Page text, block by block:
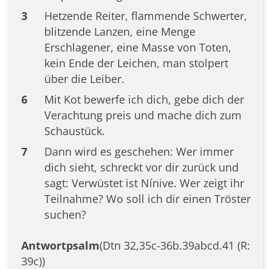
3
Hetzende Reiter, flammende Schwerter,
blitzende Lanzen, eine Menge
Erschlagener, eine Masse von Toten,
kein Ende der Leichen, man stolpert
über die Leiber.
6
Mit Kot bewerfe ich dich, gebe dich der
Verachtung preis und mache dich zum
Schaustück.
7
Dann wird es geschehen: Wer immer
dich sieht, schreckt vor dir zurück und
sagt: Verwüstet ist Nínive. Wer zeigt ihr
Teilnahme? Wo soll ich dir einen Tröster
suchen?
Antwortpsalm(Dtn 32,35c-36b.39abcd.41 (R:
39c))